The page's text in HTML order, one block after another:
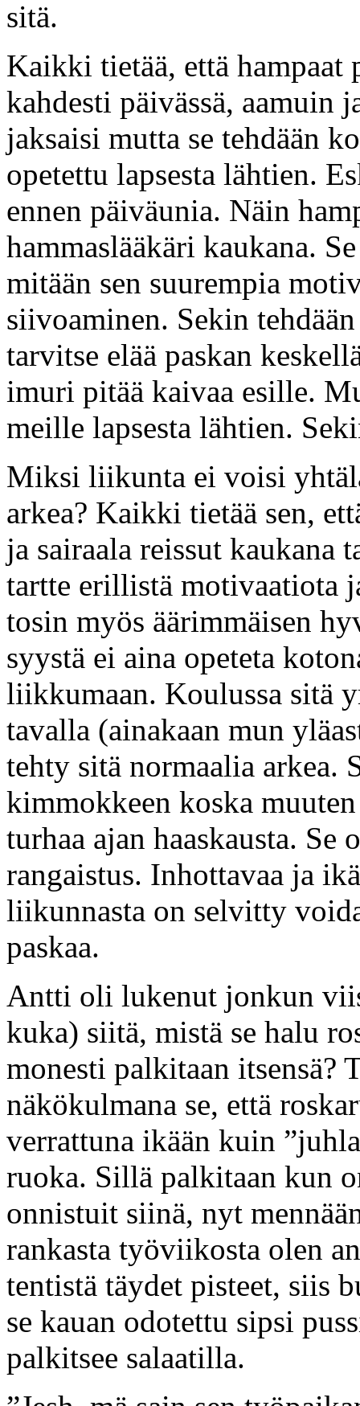
sitä.
Kaikki tietää, että hampaat
kahdesti päivässä, aamuin
jaksaisi mutta se tehdään
opetettu lapsesta lähtien.
ennen päiväunia. Näin
hammaslääkäri kaukana.
mitään sen suurempia
siivoaminen. Sekin
tarvitse elää paskan
imuri pitää kaivaa esille.
meille lapsesta lähtien.
Miksi liikunta ei voisi
arkea? Kaikki tietää sen,
ja sairaala reissut kaukana
tartte erillistä motivaatiota
tosin myös äärimmäisen
syystä ei aina opeteta
liikkumaan. Koulussa sitä
tavalla (ainakaan mun
tehty sitä normaalia arkea.
kimmokkeen koska
turhaa ajan haaskausta.
rangaistus. Inhottavaa ja
liikunnasta on selvitty
paskaa.
Antti oli lukenut jonkun
kuka) siitä, mistä se halu
monesti palkitaan itsensä?
näkökulmana se, että
verrattuna ikään kuin
ruoka. Sillä palkitaan kun
onnistuit siinä, nyt
rankasta työviikosta olen
tentistä täydet pisteet, siis
se kauan odotettu sipsi
palkitsee salaatilla.